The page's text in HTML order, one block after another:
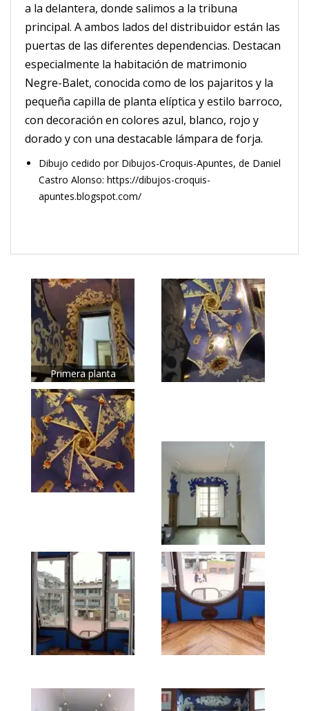
a la delantera, donde salimos a la tribuna
principal. A ambos lados del distribuidor están las
puertas de las diferentes dependencias. Destacan
especialmente la habitación de matrimonio
Negre-Balet, conocida como de los pajaritos y la
pequeña capilla de planta elíptica y estilo barroco,
con decoración en colores azul, blanco, rojo y
dorado y con una destacable lámpara de forja.
Dibujo cedido por Dibujos-Croquis-Apuntes, de Daniel
Castro Alonso: https://dibujos-croquis-
apuntes.blogspot.com/
Primera planta